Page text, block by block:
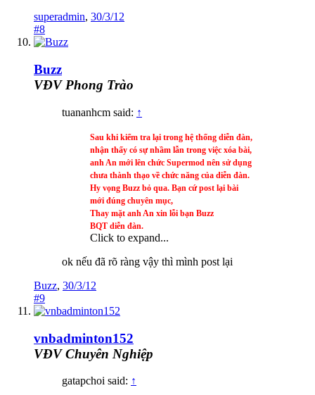
superadmin, 30/3/12
#8
Buzz
VĐV Phong Trào
tuananhcm said: ↑
Sau khi kiểm tra lại trong hệ thống diễn đàn,
nhận thấy có sự nhầm lẫn trong việc xóa bài,
anh An mới lên chức Supermod nên sử dụng
chưa thành thạo về chức năng của diễn đàn.
Hy vọng Buzz bỏ qua. Bạn cứ post lại bài
mới đúng chuyên mục,
Thay mặt anh An xin lỗi bạn Buzz
BQT diễn đàn.
Click to expand...
ok nếu đã rõ ràng vậy thì mình post lại
Buzz, 30/3/12
#9
vnbadminton152
VĐV Chuyên Nghiệp
gatapchoi said: ↑